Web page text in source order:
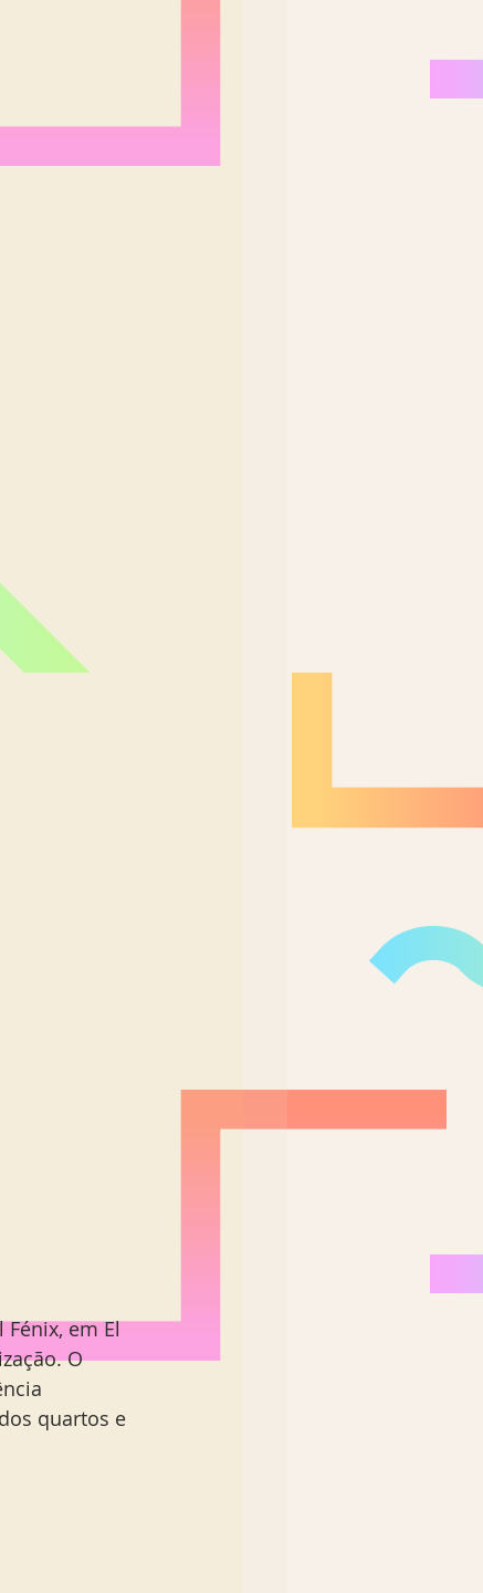
Fénix, em El
O
quartos e